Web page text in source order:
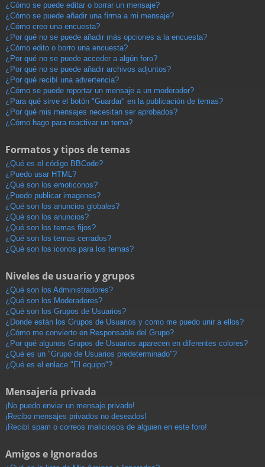
¿Cómo se puede editar o borrar un mensaje?
¿Cómo se puede añadir una firma a mi mensaje?
¿Cómo creo una encuesta?
¿Por qué no se puede añadir más opciones a la encuesta?
¿Cómo edito o borro una encuesta?
¿Por qué no se puede acceder a algún foro?
¿Por qué no se puede añadir archivos adjuntos?
¿Por qué recibí una advertencia?
¿Cómo se puede reportar un mensaje a un moderador?
¿Para qué sirve el botón "Guardar" en la publicación de temas?
¿Por qué mis mensajes necesitan ser aprobados?
¿Cómo hago para reactivar un tema?
Formatos y tipos de temas
¿Qué es el código BBCode?
¿Puedo usar HTML?
¿Qué son los emoticonos?
¿Puedo publicar imagenes?
¿Qué son los anuncios globales?
¿Qué son los anuncios?
¿Qué son los temas fijos?
¿Qué son los temas cerrados?
¿Qué son los iconos para los temas?
Niveles de usuario y grupos
¿Qué son los Administradores?
¿Qué son los Moderadores?
¿Qué son los Grupos de Usuarios?
¿Donde están los Grupos de Usuarios y como me puedo unir a ellos?
¿Cómo me convierto en Responsable del Grupo?
¿Por qué algunos Grupos de Usuarios aparecen en diferentes colores?
¿Qué es un "Grupo de Usuarios predeterminado"?
¿Qué es el enlace "El equipo"?
Mensajería privada
¡No puedo enviar un mensaje privado!
¡Recibo mensajes privados no deseados!
¡Recibí spam o correos maliciosos de alguien en este foro!
Amigos e Ignorados